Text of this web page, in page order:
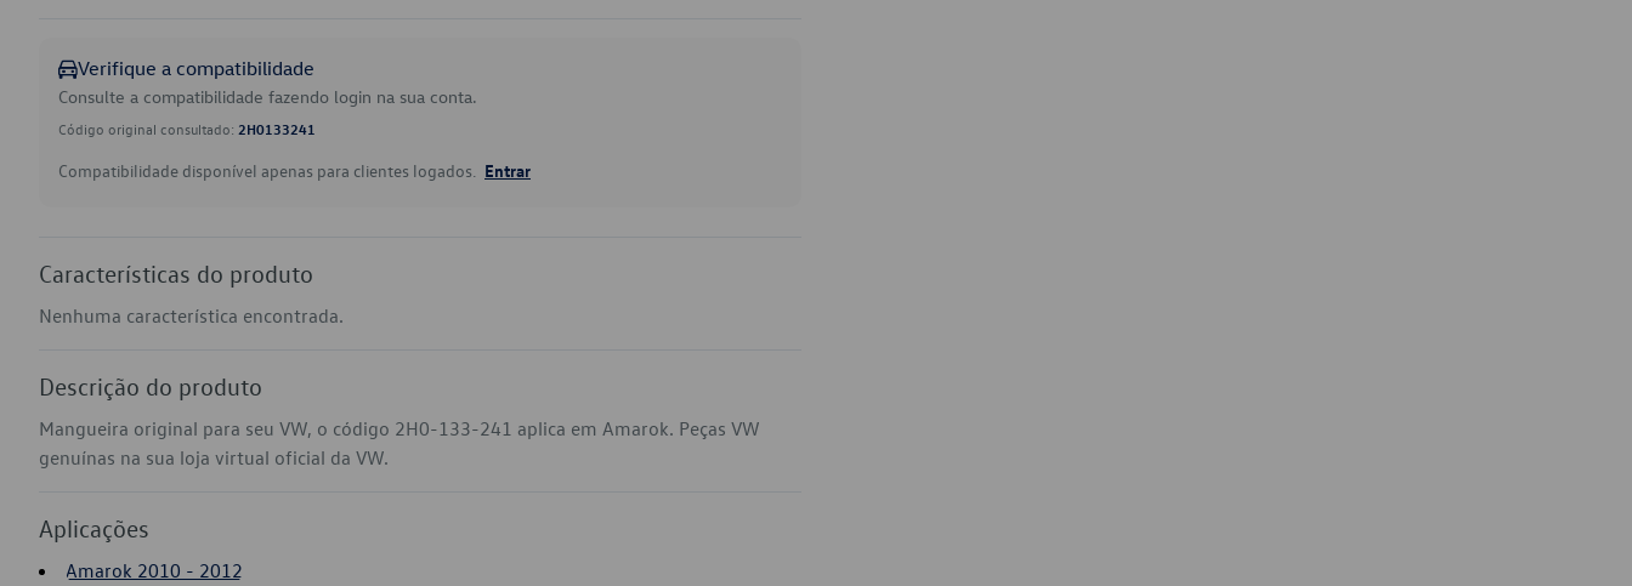
Verifique a compatibilidade
Consulte a compatibilidade fazendo login na sua conta.
Código original consultado: 2H0133241
Compatibilidade disponível apenas para clientes logados. Entrar
Características do produto
Nenhuma característica encontrada.
Descrição do produto
Mangueira original para seu VW, o código 2H0-133-241 aplica em Amarok. Peças VW
genuínas na sua loja virtual oficial da VW.
Aplicações
Amarok 2010 - 2012